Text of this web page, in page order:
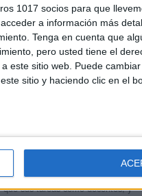
1017 socios para que
a información más
Tenga en cuenta que
pero usted tiene el
este sitio web. Puede
sitio y haciendo clic en el
dos profesores Ginés y
que encontramos
sus tareas como docentes, y